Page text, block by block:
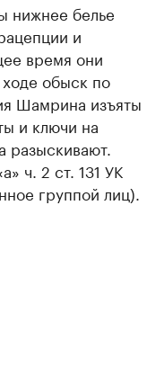
нижнее белье
и
время они
обыск по
Шамрина изъяты
и ключи на
ч. 2 ст. 131 УК
группой лиц).